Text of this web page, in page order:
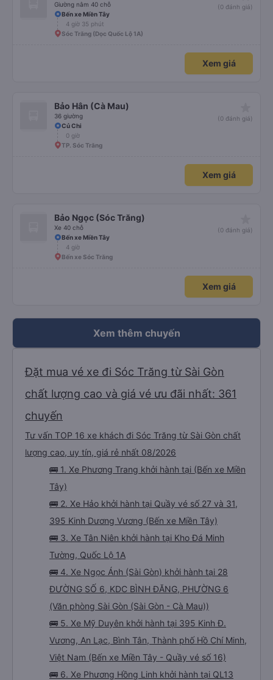
Giường nằm 40 chỗ
(0 đánh giá)
Bến xe Miền Tây
4 giờ 35 phút
Sóc Trăng (Dọc Quốc Lộ 1A)
Xem giá
Bảo Hân (Cà Mau)
36 giường
(0 đánh giá)
Củ Chi
0 giờ
TP. Sóc Trăng
Xem giá
Bảo Ngọc (Sóc Trăng)
Xe 40 chỗ
(0 đánh giá)
Bến xe Miền Tây
4 giờ
Bến xe Sóc Trăng
Xem giá
Xem thêm chuyến
Đặt mua vé xe đi Sóc Trăng từ Sài Gòn
chất lượng cao và giá vé ưu đãi nhất: 361
chuyến
Tư vấn TOP 16 xe khách đi Sóc Trăng từ Sài Gòn chất
lượng cao, uy tín, giá rẻ nhất 08/2026
🚌 1. Xe Phương Trang khởi hành tại (Bến xe Miền
Tây)
🚌 2. Xe Hảo khởi hành tại Quầy vé số 27 và 31,
395 Kinh Dương Vương (Bến xe Miền Tây)
🚌 3. Xe Tân Niên khởi hành tại Kho Đá Minh
Tường, Quốc Lộ 1A
🚌 4. Xe Ngọc Ánh (Sài Gòn) khởi hành tại 28
ĐƯỜNG SỐ 6, KDC BÌNH ĐĂNG, PHƯỜNG 6
(Văn phòng Sài Gòn (Sài Gòn - Cà Mau))
🚌 5. Xe Mỹ Duyên khởi hành tại 395 Kinh Đ.
Vương, An Lạc, Bình Tân, Thành phố Hồ Chí Minh,
Việt Nam (Bến xe Miền Tây - Quầy vé số 16)
🚌 6. Xe Phương Hồng Linh khởi hành tại QL13